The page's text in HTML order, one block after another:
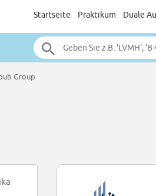
Startseite Praktikum Duale
Group